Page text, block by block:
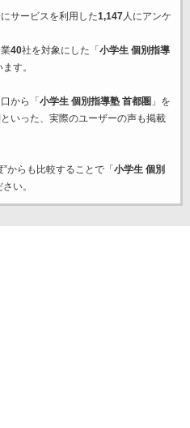
サービスを利用した1,147人にアンケ
40社を対象にした「 小学生 個別指導
す。
から「 小学生 個別指導塾 首都圏 」を
いった、実際のユーザーの声も掲載
からも比較することで「 小学生 個別
い。